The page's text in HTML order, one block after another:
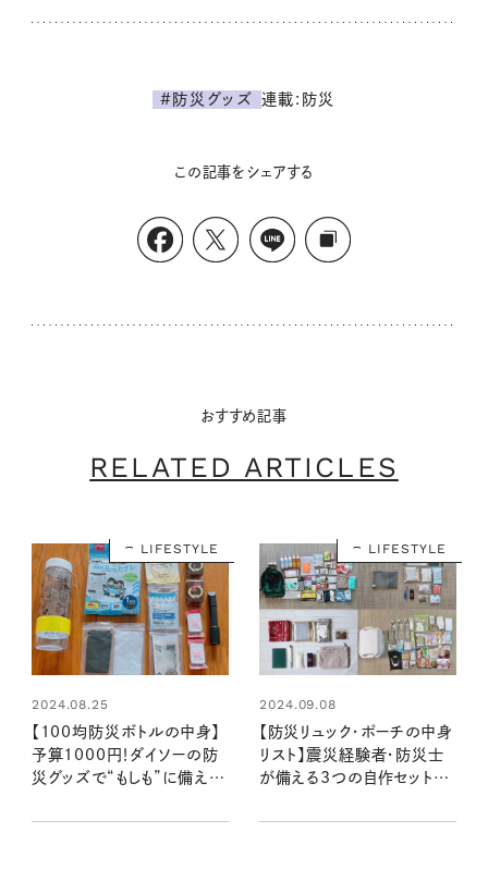
#防災グッズ 連載:防災
この記事をシェアする
おすすめ記事
RELATED ARTICLES
LIFESTYLE
2024.08.25
【100均防災ボトルの中身】
予算1000円！ダイソーの防
災グッズで“もしも”に備える
100均クイーン渋谷飛鳥の
LIFESTYLE
2024.09.08
【防災リュック・ポーチの中身
リスト】震災経験者・防災士
が備える3つの自作セット。
いざというときの味方に